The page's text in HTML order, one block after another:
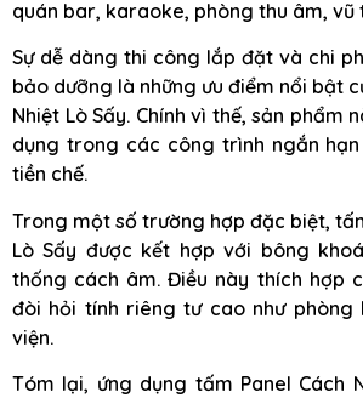
quán bar, karaoke, phòng thu âm, vũ
Sự dễ dàng thi công lắp đặt và chi
bảo dưỡng là những ưu điểm nổi bật
Nhiệt Lò Sấy. Chính vì thế, sản phẩm
dụng trong các công trình ngắn
tiền chế.
Trong một số trường hợp đặc biệt,
Lò Sấy được kết hợp với bông
thống cách âm. Điều này thích hợp
đòi hỏi tính riêng tư cao như phòng
viện.
Tóm lại, ứng dụng tấm Panel Cách